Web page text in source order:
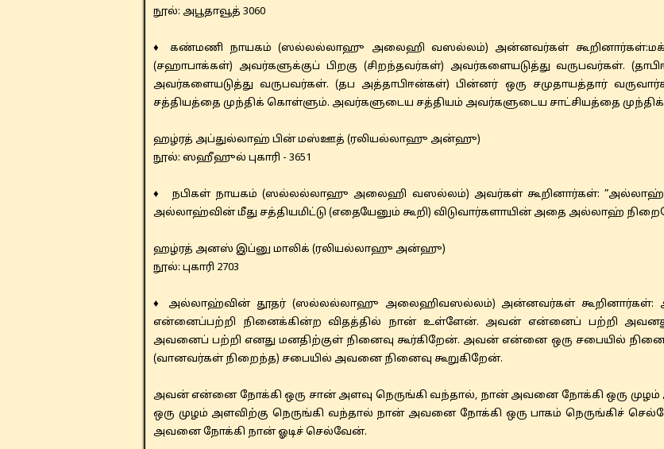
​நூல்: அபூதாவூத் 3060
♦ கண்மணி நாயகம் (ஸல்லல்லாஹு அலைஹி வஸல்லம்) அன்னவர்கள்
(சஹாபாக்கள்) அவர்களுக்குப் பிறகு (சிறந்தவர்கள்) அவர்களையடுத்து வருபவர்கள்.
அவர்களையடுத்து வருபவர்கள். (தப அத்தாபிஈன்கள்) பின்னர் ஒரு சமுதாயத்தார்
சத்தியத்தை முந்திக் கொள்ளும். அவர்களுடைய சத்தியம் அவர்களுடைய சாட்சியத்தை
ஹழ்ரத் ​​அப்துல்லாஹ் பின் மஸ்ஊத் (ரலியல்லாஹு அன்ஹு)
நூல்: ஸஹீஹுல் புகாரி - 3651
♦ நபிகள் நாயகம் (ஸல்லல்லாஹு அலைஹி வஸல்லம்) அவர்கள் கூறினார்கள்:
அல்லாஹ்வின் மீது சத்தியமிட்டு (எதையேனும் கூறி) விடுவார்களாயின் அதை அல்லாஹ்
​ஹழ்ரத் அனஸ் இப்னு மாலிக் (ரலியல்லாஹு அன்ஹு)
​​நூல்: புகாரி 2703
♦ அல்லாஹ்வின் தூதர் (ஸல்லல்லாஹு அலைஹிவஸல்லம்) அன்னவர்கள் கூறினார்கள்:
என்னைப்பற்றி நினைக்கின்ற விதத்தில் நான் உள்ளேன். அவன் என்னைப் பற்றி அவனது
அவனைப் பற்றி எனது மனதிற்குள் நினைவு கூர்கிறேன். அவன் என்னை ஒரு சபையில்
(வானவர்கள் நிறைந்த) சபையில் அவனை நினைவு கூறுகிறேன்.
​​அவன் என்னை நோக்கி ஒரு சான் அளவு நெருங்கி வந்தால், நான் அவனை நோக்கி ஒரு
ஒரு முழம் அளவிற்கு நெருங்கி வந்தால் நான் அவனை நோக்கி ஒரு பாகம் நெருங்கிச்
அவனை நோக்கி நான் ஓடிச் செல்வேன்.